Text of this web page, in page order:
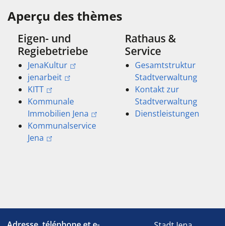
Aperçu des thèmes
Eigen- und
Regiebetriebe
JenaKultur
jenarbeit
KITT
Kommunale
Immobilien Jena
Kommunalservice
Jena
Rathaus &
Service
Gesamtstruktur
Stadtverwaltung
Kontakt zur
Stadtverwaltung
Dienstleistungen